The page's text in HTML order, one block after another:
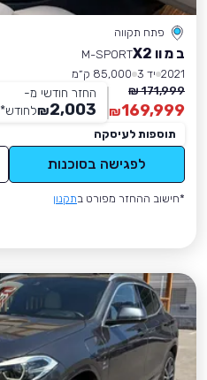
פתח תקווה
ב מ וו X2
M-SPORT
2021 יד 3
85,000 ק״מ
171,999 ₪
169,999
₪
החזר חודשי מ-
2,003
₪לחודש*
תוספות לעיסקה
לפגישה בסוכנות
*חישוב ההחזר מפורט בתקנון